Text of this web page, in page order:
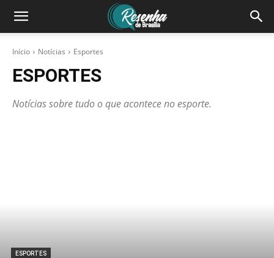
Início Notícias Esportes
ESPORTES
Notícias sobre tudo o que acontece no esporte.
ESPORTES